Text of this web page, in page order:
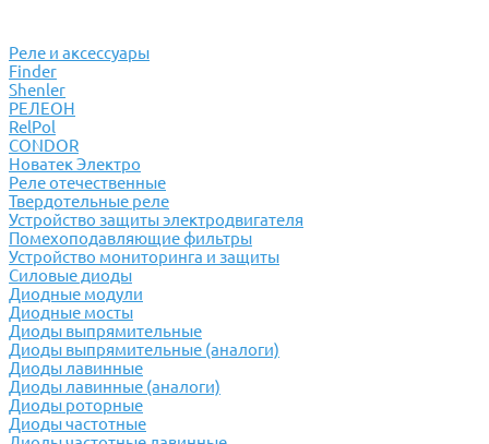
Реле и аксессуары
Finder
Shenler
РЕЛЕОН
RelPol
CONDOR
Новатек Электро
Реле отечественные
Твердотельные реле
Устройство защиты электродвигателя
Помехоподавляющие фильтры
Устройство мониторинга и защиты
Силовые диоды
Диодные модули
Диодные мосты
Диоды выпрямительные
Диоды выпрямительные (аналоги)
Диоды лавинные
Диоды лавинные (аналоги)
Диоды роторные
Диоды частотные